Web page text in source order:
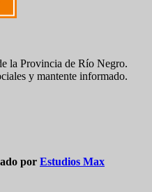
la Provincia de Río Negro.
y mantente informado.
por Estudios Max